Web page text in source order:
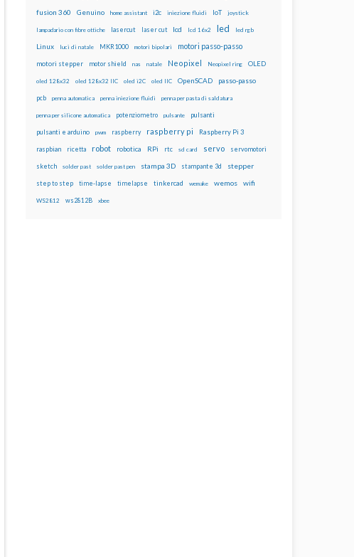
fusion 360 Genuino home assistant i2c iniezione fluidi IoT joystick
lampadario con fibre ottiche lasercut laser cut lcd lcd 16x2 led led rgb
Linux luci di natale MKR1000 motori bipolari motori passo-passo
motori stepper motor shield nas natale Neopixel Neopixel ring OLED
oled 128x32 oled 128x32 IIC oled i2C oled IIC OpenSCAD passo-passo
pcb penna automatica penna iniezione fluidi penna per pasta di saldatura
penna per silicone automatica potenziometro pulsante pulsanti
pulsanti e arduino pwm raspberry raspberry pi Raspberry Pi 3
raspbian ricetta robot robotica RPi rtc sd card servo servomotori
sketch solder past solder past pen stampa 3D stampante 3d stepper
step to step time-lapse timelapse tinkercad wemake wemos wifi
WS2812 ws2812B xbee